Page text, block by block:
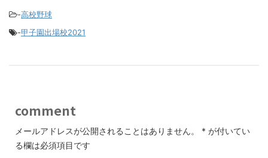
-高校野球
-甲子園出場校2021
comment
メールアドレスが公開されることはありません。 * が付いてい
る欄は必須項目です